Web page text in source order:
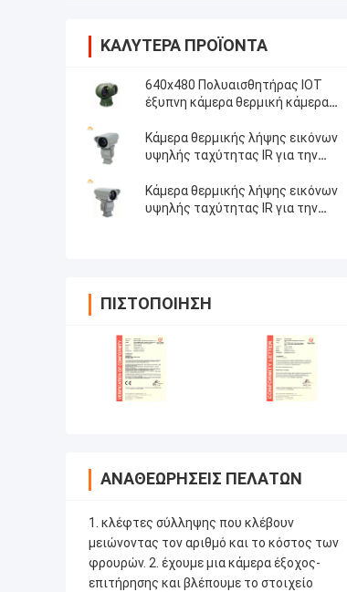
ΚΑΛΎΤΕΡΑ ΠΡΟΪΌΝΤΑ
640x480 Πολυαισθητήρας IOT
έξυπνη κάμερα θερμική κάμερα
παρακολούθηση μεγάλου
βεληνεκούς
Κάμερα θερμικής λήψης εικόνων
υψηλής ταχύτητας IR για την
Κάμερα θερμικής λήψης εικόνων
υψηλής ταχύτητας IR για την
ΠΙΣΤΟΠΟΊΗΣΗ
ΑΝΑΘΕΩΡΉΣΕΙΣ ΠΕΛΑΤΏΝ
1. κλέφτες σύλληψης που κλέβουν
μειώνοντας τον αριθμό και το κόστος των
φρουρών. 2. έχουμε μια κάμερα έξοχος-
επιτήρησης και βλέπουμε το στοιχείο